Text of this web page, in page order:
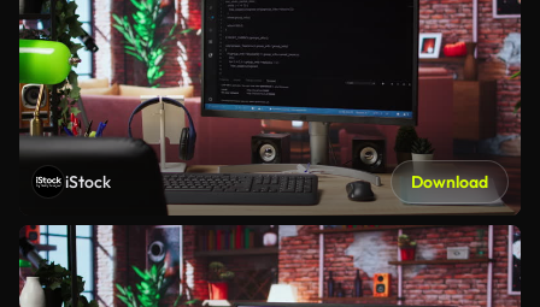
iStock Download